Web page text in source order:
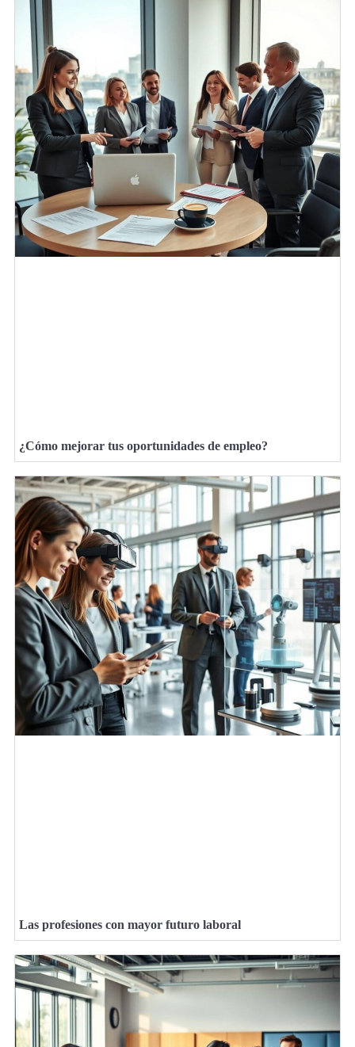
¿Cómo mejorar tus oportunidades de empleo?
Las profesiones con mayor futuro laboral